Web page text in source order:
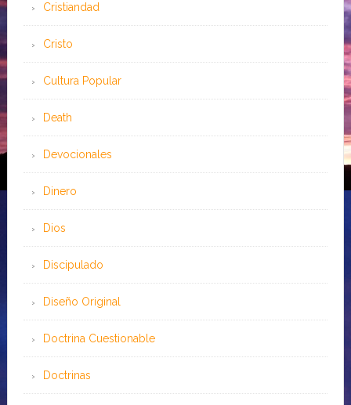
Cristiandad
Cristo
Cultura Popular
Death
Devocionales
Dinero
Dios
Discipulado
Diseño Original
Doctrina Cuestionable
Doctrinas